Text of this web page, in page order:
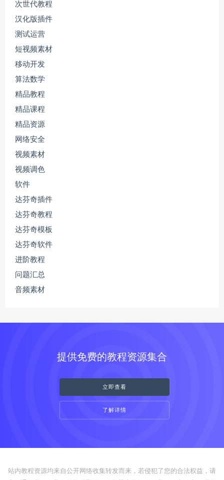
次世代教程
汉化版插件
测试运营
短视频素材
移动开发
算法数学
精品教程
精品课程
精品资源
网络安全
视频素材
视频调色
软件
达芬奇插件
达芬奇教程
达芬奇模板
达芬奇软件
进阶教程
问题汇总
音频素材
提供免费的教程资源集合
立即查看
了解详情
站内教程资源均来自公开网络收集转发而来，若侵犯了您的合法权益，请